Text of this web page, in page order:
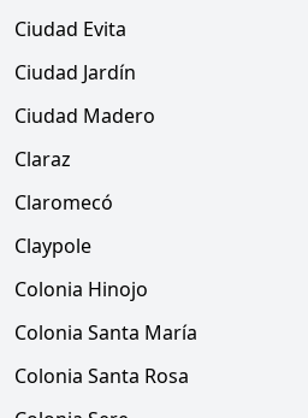
Ciudad Evita
Ciudad Jardín
Ciudad Madero
Claraz
Claromecó
Claypole
Colonia Hinojo
Colonia Santa María
Colonia Santa Rosa